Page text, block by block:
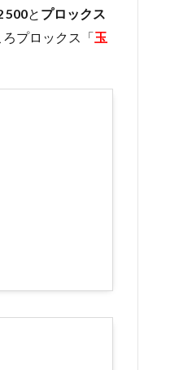
500と プロックス
プロックス「玉